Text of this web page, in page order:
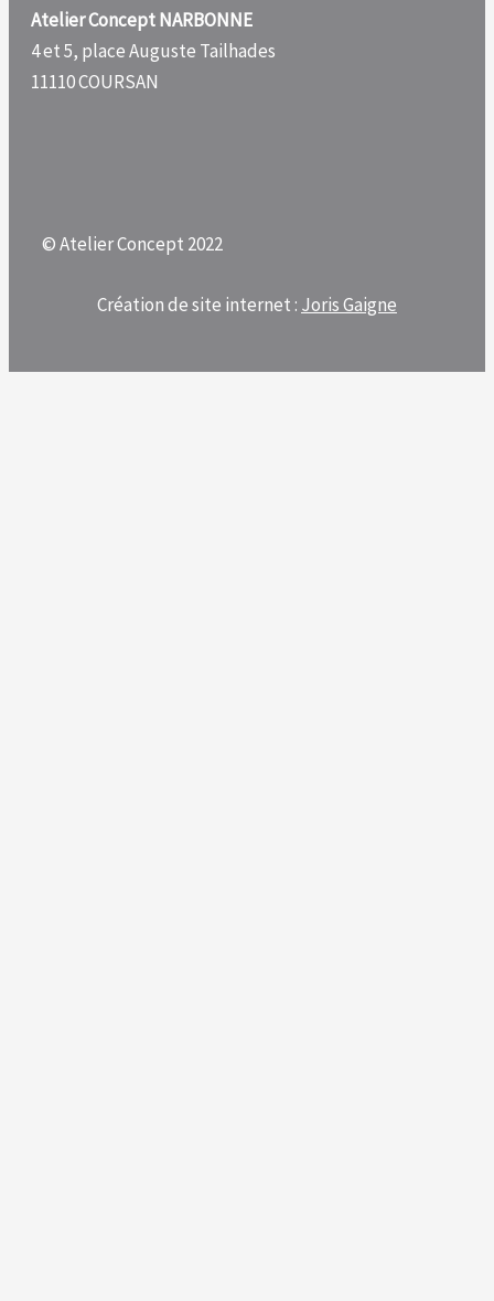
Atelier Concept NARBONNE
4 et 5, place Auguste Tailhades
11110 COURSAN
© Atelier Concept 2022
Création de site internet : Joris Gaigne